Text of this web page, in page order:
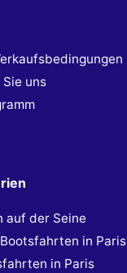
uns
auf der Seine
in Paris
in Paris